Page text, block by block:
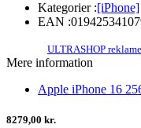
Kategorier :[iPhone]
EAN :
ULTRASHOP reklame
Mere information
Apple iPhone 16
8279,00 kr.